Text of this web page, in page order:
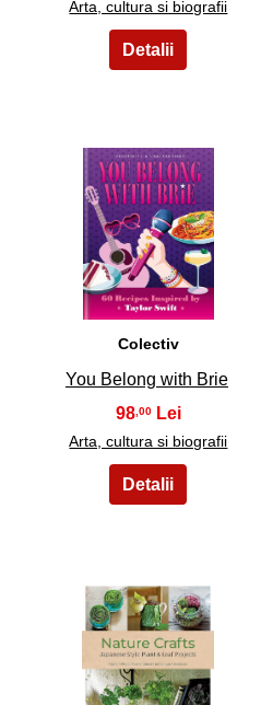
Arta, cultura si biografii
20
Colectiv
You Belong with Brie
98 ,00
Arta, cultura si biografii
22